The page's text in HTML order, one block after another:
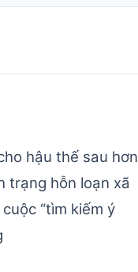
hậu thế sau hơn
trạng hỗn loạn xã
“tìm kiếm ý